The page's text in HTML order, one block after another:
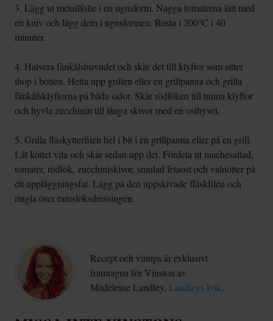
3. Lägg ut metallfolie i en ugnsform. Nagga tomaterna lätt med
en kniv och lägg dem i ugnsformen. Rosta i 200°C i 40
minuter.
4. Halvera fänkålshuvudet och skär det till klyftor som sitter
ihop i botten. Hetta upp grillen eller en grillpanna och grilla
fänkålsklyftorna på båda sidor. Skär rödlöken till tunna klyftor
och hyvla zucchinin till långa skivor med en osthyvel.
5. Grilla fläskytterfilén hel i bit i en grillpanna eller på en grill.
Låt köttet vila och skär sedan upp det. Fördela ut machésallad,
tomater, rödlök, zucchiniskivor, smulad fetaost och valnötter på
ett uppläggningsfat. Lägg på den uppskivade fläskfilén och
ringla över ramslöksdressingen.
Recept och vintips är exklusivt
framtagna för Vinston av
Madeleine Landley, Landleys kök.